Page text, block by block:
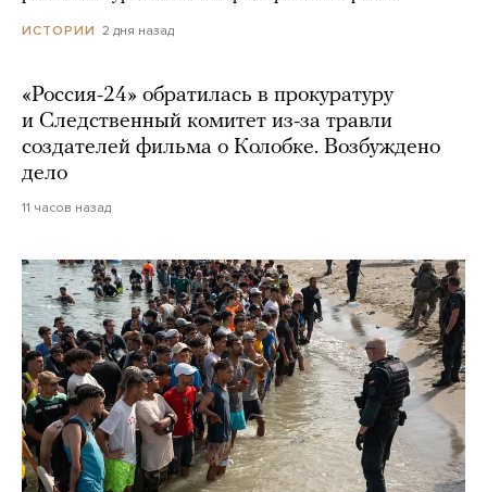
ИСТОРИИ 2 дня назад
«Россия-24» обратилась в прокуратуру
и Следственный комитет из-за травли
создателей фильма о Колобке. Возбуждено
дело
11 часов назад